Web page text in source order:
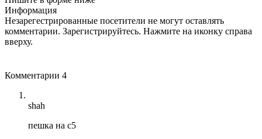
Информация
Незарегестрированные посетители не могут оставлять
комментарии. Зарегистрируйтесь. Нажмите на иконку справа
вверху.
Комментарии 4
shah
пешка на с5